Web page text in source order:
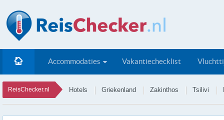
Accommodaties Vakantiechecklist
ReisChecker.nl Hotels Griekenland Zakinthos Tsilivi